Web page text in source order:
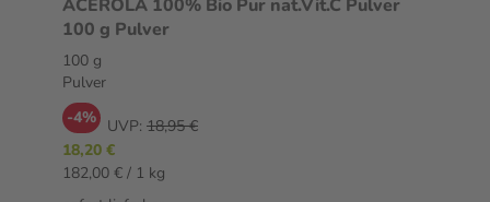
ACEROLA 100% Bio Pur nat.Vit.C Pulver
100 g Pulver
100 g
Pulver
-4% UVP: 18,95 €
18,20 €
182,00 € / 1 kg